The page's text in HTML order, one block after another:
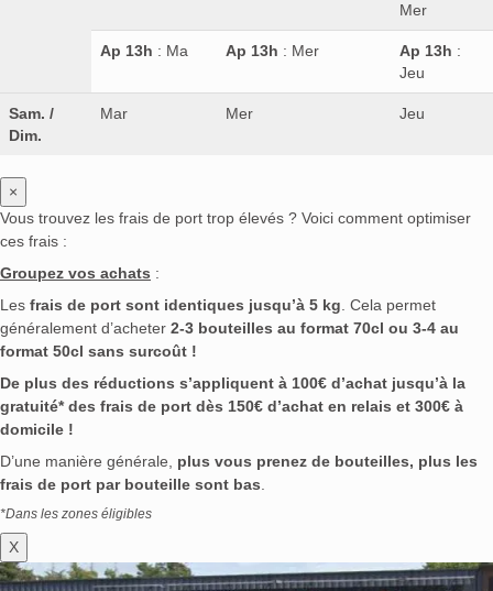
Mer
Ap 13h : Ma Ap 13h : Mer Ap 13h :
Jeu
Sam. /
Dim.
Mar Mer Jeu
×
Vous trouvez les frais de port trop élevés ? Voici comment optimiser
ces frais :
Groupez vos achats :
Les frais de port sont identiques jusqu’à 5 kg. Cela permet
généralement d’acheter 2-3 bouteilles au format 70cl ou 3-4 au
format 50cl sans surcoût !
De plus des réductions s’appliquent à 100€ d’achat jusqu’à la
gratuité* des frais de port dès 150€ d’achat en relais et 300€ à
domicile !
D’une manière générale, plus vous prenez de bouteilles, plus les
frais de port par bouteille sont bas.
*Dans les zones éligibles
X